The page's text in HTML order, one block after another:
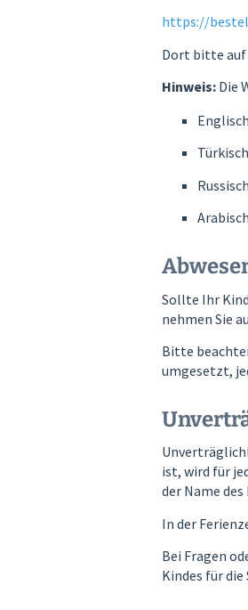
https://
Dort bitte
Hinweis: Die
Englisch
Türkisch
Russisch
Arabisch
Sollte Ihr
nehmen Sie
Bitte
umgesetzt,
ist, wird für
der Name
In der
Bei Fragen
Kindes für